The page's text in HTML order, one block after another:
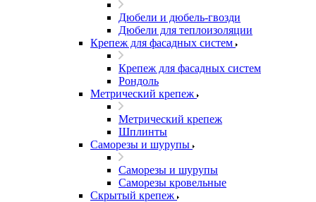
Дюбели и дюбель-гвозди
Дюбели для теплоизоляции
Крепеж для фасадных систем
Крепеж для фасадных систем
Рондоль
Метрический крепеж
Метрический крепеж
Шплинты
Саморезы и шурупы
Саморезы и шурупы
Саморезы кровельные
Скрытый крепеж